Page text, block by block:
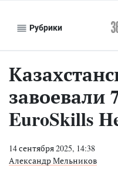
Рубрики
завоевали
EuroSkills
14 сентября 2025, 14:38
Александр Мельников